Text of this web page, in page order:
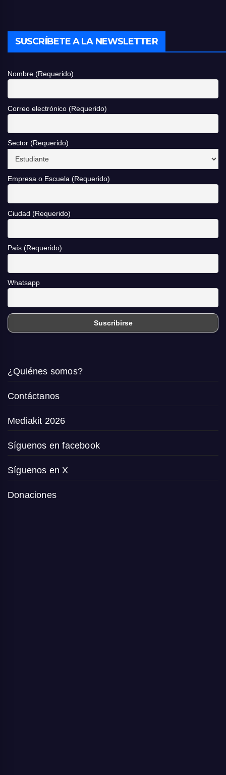
SUSCRÍBETE A LA NEWSLETTER
Nombre (Requerido)
Correo electrónico (Requerido)
Sector (Requerido)
Empresa o Escuela (Requerido)
Ciudad (Requerido)
País (Requerido)
Whatsapp
¿Quiénes somos?
Contáctanos
Mediakit 2026
Síguenos en facebook
Síguenos en X
Donaciones